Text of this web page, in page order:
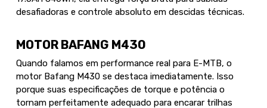
desafiadoras e controle absoluto em descidas técnicas.
MOTOR BAFANG M430
Quando falamos em performance real para E-MTB, o
motor Bafang M430 se destaca imediatamente. Isso
porque suas especificações de torque e potência o
tornam perfeitamente adequado para encarar trilhas